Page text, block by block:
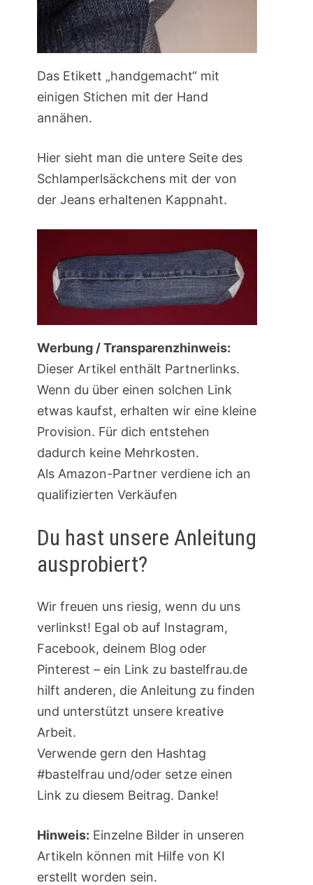
Das Etikett „handgemacht“ mit
einigen Stichen mit der Hand
annähen.
Hier sieht man die untere Seite des
Schlamperlsäckchens mit der von
der Jeans erhaltenen Kappnaht.
Werbung / Transparenzhinweis:
Dieser Artikel enthält Partnerlinks.
Wenn du über einen solchen Link
etwas kaufst, erhalten wir eine kleine
Provision. Für dich entstehen
dadurch keine Mehrkosten.
Als Amazon-Partner verdiene ich an
qualifizierten Verkäufen
Du hast unsere Anleitung
ausprobiert?
Wir freuen uns riesig, wenn du uns
verlinkst! Egal ob auf Instagram,
Facebook, deinem Blog oder
Pinterest – ein Link zu bastelfrau.de
hilft anderen, die Anleitung zu finden
und unterstützt unsere kreative
Arbeit.
Verwende gern den Hashtag
#bastelfrau und/oder setze einen
Link zu diesem Beitrag. Danke!
Hinweis: Einzelne Bilder in unseren
Artikeln können mit Hilfe von KI
erstellt worden sein.